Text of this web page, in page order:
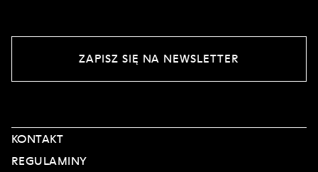
ZAPISZ SIĘ NA NEWSLETTER
KONTAKT
REGULAMINY